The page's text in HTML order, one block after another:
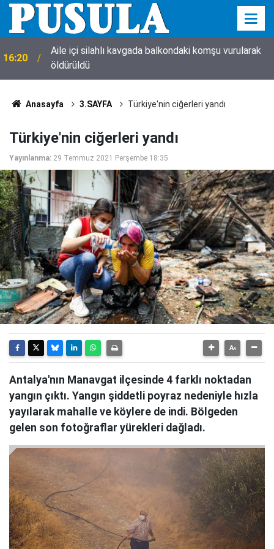
16:20
Aile içi silahlı kavgada balkondaki komşu vurularak
öldürüldü
Anasayfa 3.SAYFA Türkiye'nin ciğerleri yandı
Türkiye'nin ciğerleri yandı
Yayınlanma: 29 Temmuz 2021 Perşembe 18:35
Antalya'nın Manavgat ilçesinde 4 farklı noktadan
yangın çıktı. Yangın şiddetli poyraz nedeniyle hızla
yayılarak mahalle ve köylere de indi. Bölgeden
gelen son fotoğraflar yürekleri dağladı.